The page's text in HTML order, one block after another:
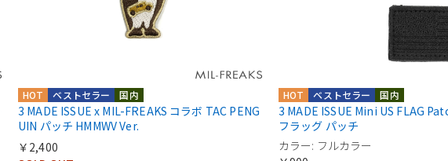
国内
ベストセラー
HOT
3 MADE ISSUE x MIL-FREAKS コラボ TAC PENG
UIN パッチ HMMWV Ver.
￥2,400
国内
ベストセラー
HOT
3 MADE ISSUE Mini US FLAG
フラッグ パッチ
カラー: フルカラー